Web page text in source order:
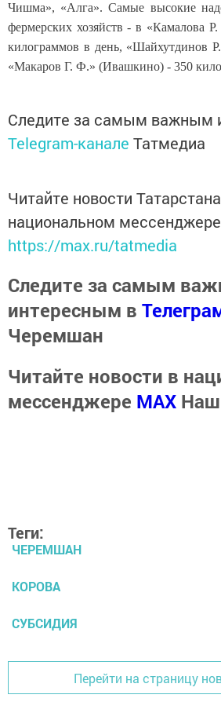
Чишма», «Алга». Самые высокие
фермерских хозяйств - в «Камалова
килограммов в день, «Шайхутдинов
«Макаров Г. Ф.» (Ивашкино) - 350
Следите за самым важным
Telegram-канале Татмедиа
Читайте новости
национальном
https://max.ru/tatmedia
Следите за самым
интересным в
Черемшан
Читайте новости в
мессенджере MАХ
Теги:
ЧЕРЕМШАН
КОРОВА
СУБСИДИЯ
Перейти на страницу